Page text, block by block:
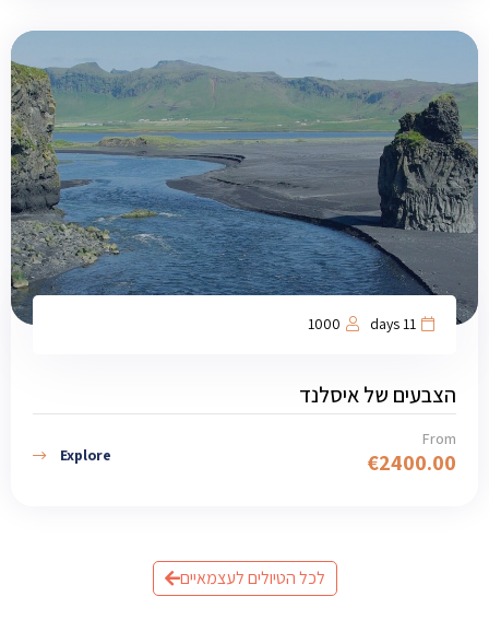
11 days
1000
הצבעים של איסלנד
From
€2400.00
Explore
לכל הטיולים לעצמאיים